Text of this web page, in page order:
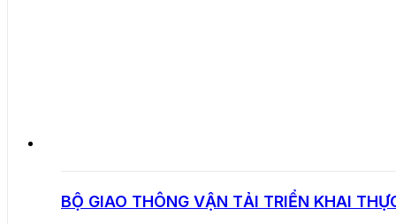
BỘ GIAO THÔNG VẬN TẢI TRIỂN KHAI